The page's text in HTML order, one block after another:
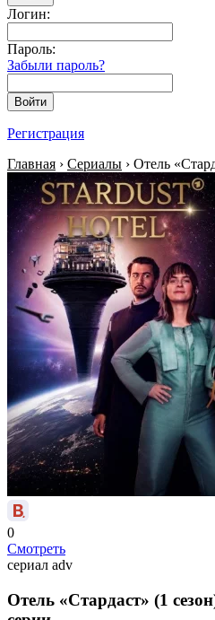
Логин:
Пароль:
Забыли пароль?
Войти
Регистрация
Главная › Сериалы › Отель
0
Смотреть
сериал adv
Отель «Стардаст» (1